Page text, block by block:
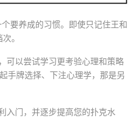
个要养成的习惯。即使只记住王和
。
可以尝试学习更考验心理和策略
手牌选择、下注心理学，那是另
入门，并逐步提高您的扑克水